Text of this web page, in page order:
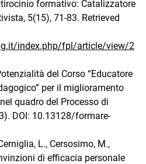
tirocinio formativo: Catalizzatore
5(15), 71-83. Retrieved
index.php/fpl/article/view/2
del Corso “Educatore
per il miglioramento
quadro del Processo di
DOI: 10.13128/formare-
L., Cersosimo, M.,
di efficacia personale